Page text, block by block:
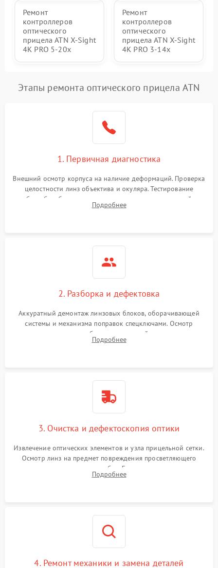
Ремонт
контроллеров
оптического
прицела ATN X-Sight
4K PRO 5-20x
Ремонт
контроллеров
оптического
прицела ATN X-Sight
4K PRO 3-14x
Этапы ремонта оптического прицела ATN
1. Первичная диагностика
Внешний осмотр корпуса на наличие деформаций. Проверка
целостности линз объектива и окуляра. Тестирование
работы барабанчиков ввода поправок, кольца отстройки
параллакса и зума. Выявление сколов, внутренних
Подробнее
2. Разборка и дефектовка
Аккуратный демонтаж линзовых блоков, оборачивающей
системы и механизма поправок спецключами. Осмотр
внутренних резьбовых соединений, пружин и
уплотнительных колец. Поиск причин люфта, смещения
Подробнее
3. Очистка и дефектоскопия оптики
Извлечение оптических элементов и узла прицельной сетки.
Осмотр линз на предмет повреждения просветляющего
покрытия или появления грибка. Бережная очистка стекол
спецрастворами. Проверка целостности гравированной
Подробнее
4. Ремонт механики и замена деталей